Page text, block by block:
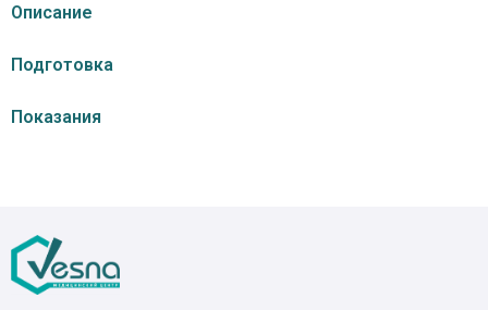
Описание
Подготовка
Показания